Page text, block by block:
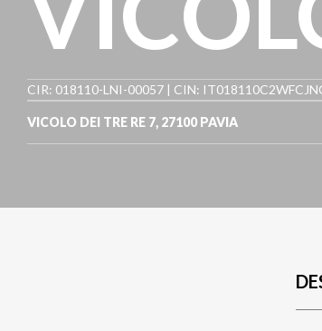
CIR: 018110-LNI-00057 | CIN:
VICOLO DEI TRE RE 7, 27100 PAVIA